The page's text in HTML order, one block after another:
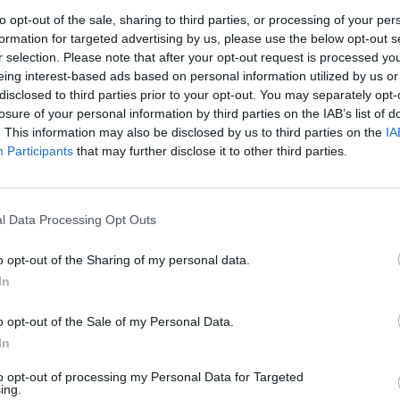
opt-out of the sale, sharing to third parties, or processing of your
for targeted advertising by us, please use the below opt-out
selection. Please note that after your opt-out request is processed
interest-based ads based on personal information utilized by us
to third parties prior to your opt-out. You may separately
of your personal information by third parties on the IAB’s list of
This information may also be disclosed by us to third parties on the
Participants that may further disclose it to other third parties.
Data Processing Opt Outs
opt-out of the Sharing of my personal data.
opt-out of the Sale of my Personal Data.
opt-out of processing my Personal Data for Targeted
přesně dobu odehrává," popisuje poměry v
desítky členů. Jejím oficiálním šéfem je místopředseda
Jihoafrické republiky odletí až v sobotu. V současnosti
Na Summit poletí takéministr životního prostředí Libor
iposlanciFrantišek Pelc (US-DEU) a Miloš Kužvart
potrvá do středy 4. září.